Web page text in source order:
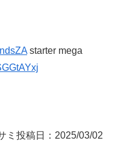
starter mega
ミ 投稿日：2025/03/02